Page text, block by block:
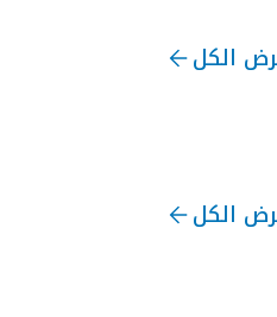
الكل
الكل